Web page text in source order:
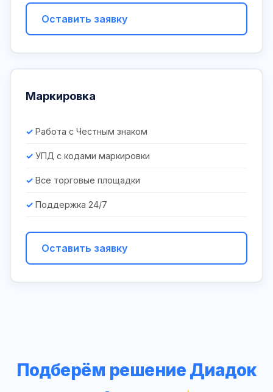
Оставить заявку
Маркировка
Работа с Честным знаком
УПД с кодами маркировки
Все торговые площадки
Поддержка 24/7
Оставить заявку
Подберём решение Диадок